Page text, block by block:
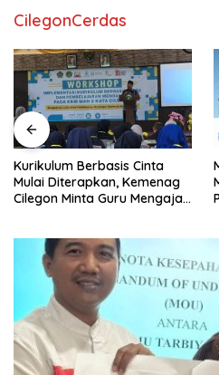
CilegonCerdas
Kurikulum Berbasis Cinta
Mulai Diterapkan, Kemenag
Cilegon Minta Guru Mengajar